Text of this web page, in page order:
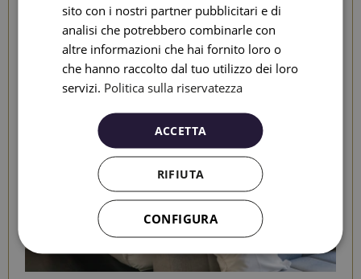
RELAX & SPA
FRENCH
ITALIAN
RUSSIAN
sito con i nostri partner pubblicitari e di
analisi che potrebbero combinarle con
altre informazioni che hai fornito loro o
che hanno raccolto dal tuo utilizzo dei loro
servizi. Politica sulla riservatezza
ACCETTA
RIFIUTA
CONFIGURA